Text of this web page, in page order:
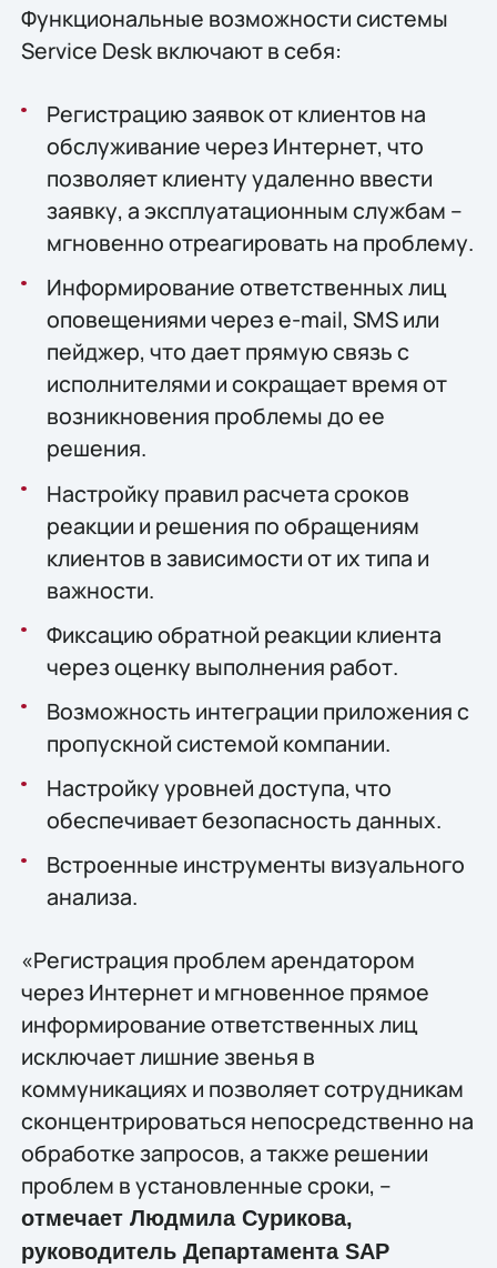
Функциональные возможности системы
Service Desk включают в себя:
Регистрацию заявок от клиентов на
обслуживание через Интернет, что
позволяет клиенту удаленно ввести
заявку, а эксплуатационным службам –
мгновенно отреагировать на проблему.
Информирование ответственных лиц
оповещениями через e-mail, SMS или
пейджер, что дает прямую связь с
исполнителями и сокращает время от
возникновения проблемы до ее
решения.
Настройку правил расчета сроков
реакции и решения по обращениям
клиентов в зависимости от их типа и
важности.
Фиксацию обратной реакции клиента
через оценку выполнения работ.
Возможность интеграции приложения с
пропускной системой компании.
Настройку уровней доступа, что
обеспечивает безопасность данных.
Встроенные инструменты визуального
анализа.
«Регистрация проблем арендатором
через Интернет и мгновенное прямое
информирование ответственных лиц
исключает лишние звенья в
коммуникациях и позволяет сотрудникам
сконцентрироваться непосредственно на
обработке запросов, а также решении
проблем в установленные сроки, –
отмечает Людмила Сурикова,
руководитель Департамента SAP